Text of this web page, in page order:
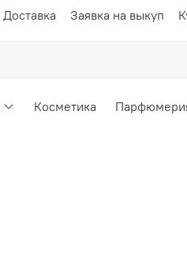
Доставка Заявка на выкуп
Косметика